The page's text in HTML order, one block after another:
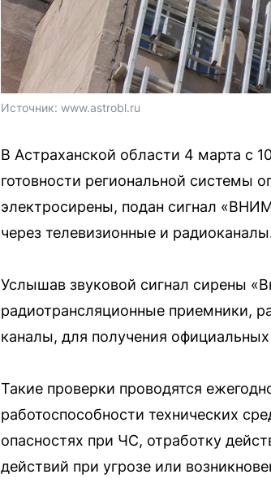
Источник: www.astrobl.ru
В Астраханской области 4 марта с
готовности региональной системы
электросирены, подан сигнал
через телевизионные и
Услышав звуковой сигнал сирены
радиотрансляционные приемники,
каналы, для получения
Такие проверки проводятся
работоспособности технических
опасностях при ЧС, отработку
действий при угрозе или